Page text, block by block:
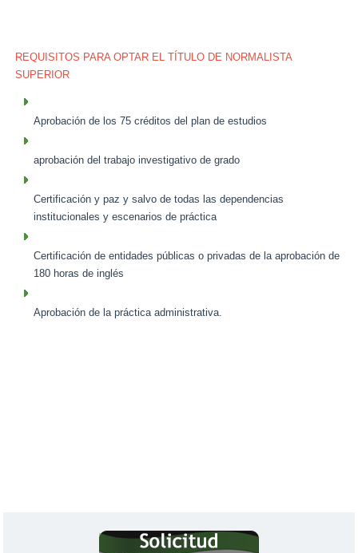
REQUISITOS PARA OPTAR EL TÍTULO DE NORMALISTA
SUPERIOR
Aprobación de los 75 créditos del plan de estudios
aprobación del trabajo investigativo de grado
Certificación y paz y salvo de todas las dependencias
institucionales y escenarios de práctica
Certificación de entidades públicas o privadas de la aprobación de
180 horas de inglés
Aprobación de la práctica administrativa.